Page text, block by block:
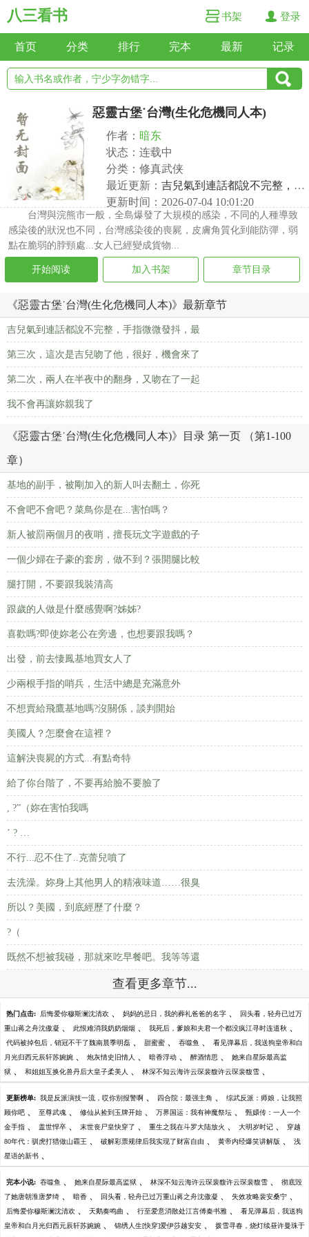
八三看书 书架 登录
首页 分类 排行 完本 最新 记录
惡靈古堡˙台灣(生化危機同人本)
作者： 暗东
状态：连载中
分类：修真武侠
最近更新： 吉兒氣到連話都說不完整，手指微微發抖，最
更新时间：2026-07-04 10:01:20
台灣與浣熊市一般，全島爆發了大規模的感染，不同的人種導致
感染後的狀況也不同，台灣感染後的喪屍，皮膚角質化到能防彈，弱
點在脆弱的脖頸處...女人已經變成貨物...
开始阅读 加入书架 章节目录
《惡靈古堡˙台灣(生化危機同人本)》最新章节
吉兒氣到連話都說不完整，手指微微發抖，最
第三次，這次是吉兒吻了他，很好，機會來了
第二次，兩人在半夜中的翻身，又吻在了一起
我不會再讓妳親我了
《惡靈古堡˙台灣(生化危機同人本)》目录 第一页 （第1-100
章）
基地的副手，被剛加入的新人叫去翻土，你死
不會吧不會吧？菜鳥你是在...害怕嗎？
新人被罰兩個月的夜哨，擅長玩文字遊戲的子
一個少婦在子豪的套房，做不到？張開腿比較
腿打開，不要跟我裝清高
跟歲的人做是什麼感覺啊?姊姊?
喜歡嗎?即使妳老公在旁邊，也想要跟我嗎？
出發，前去悽鳳基地買女人了
少兩根手指的哨兵，生活中總是充滿意外
不想賣給飛鷹基地嗎?沒關係，談判開始
美國人？怎麼會在這裡？
這解決喪屍的方式...有點奇特
給了你台階了，不要再給臉不要臉了
, ?”（妳在害怕我嗎
’ ? …
不行...忍不住了..克蕾兒噴了
去洗澡。妳身上其他男人的精液味道……很臭
所以？美國，到底經歷了什麼？
?（
既然不想被我碰，那就來吃早餐吧。我等等還
查看更多章节...
热门点击: 后悔爱你穆斯澜沈清欢 、 妈妈的忌日，我的葬礼爸爸的名字 、 回头看，轻舟已过万
重山蒋之舟沈傲凝 、 此恨难消我奶奶烟烟 、 我死后，爹娘和夫君一个都没疯江寻时连道秋 、
代码被掉包后，销冠不干了魏南晨季明磊 、 甜蜜蜜 、 吞噬鱼 、 看见弹幕后，我送狗皇帝和白
月光归西元辰轩苏婉婉 、 炮灰情史旧情人 、 暗香浮动 、 醉酒情思 、 她来自星际最高监
狱 、 和姐姐互换化兽丹后大皇子柔美人 、 林深不知云海许云琛裴馥许云琛裴馥雪 、
更新榜单: 我是反派演技一流，哎你别报警啊 、 四合院：最强主角 、 综武反派：师娘，让我照
顾你吧 、 至尊武魂 、 修仙从捡到玉牌开始 、 万界国运：我有神魔祭坛 、 甄嬛传：一人一个
金手指 、 盖世悍卒 、 末世丧尸皇快穿了 、 重生之我在斗罗大陆放火 、 大明岁时记 、 穿越
80年代：驯虎打猎做山霸王 、 破解彩票规律后我实现了财富自由 、 黄帝内经爆笑讲解版 、 浅
星语的新书 、
完本小说: 吞噬鱼 、 她来自星际最高监狱 、 林深不知云海许云琛裴馥许云琛裴馥雪 、 彻底毁
了她唐朝淮唐梦绮 、 暗香 、 回头看，轻舟已过万重山蒋之舟沈傲凝 、 失效攻略裴安桑宁 、
后悔爱你穆斯澜沈清欢 、 天鹅奏鸣曲 、 行至爱意消散处江言傅秦书雅 、 看见弹幕后，我送狗
皇帝和白月光归西元辰轩苏婉婉 、 锦绣人生[快穿]爱伊莎越安安 、 拨雪寻春，烧灯续昼许曼珠于